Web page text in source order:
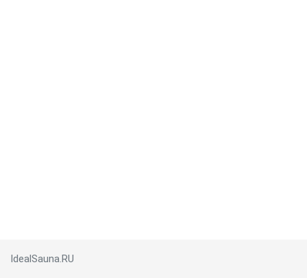
IdealSauna.RU